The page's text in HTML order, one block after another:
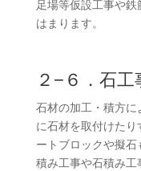
足場等仮設工事や
はまります。
２−６．石工
石材の加工・積方に
に石材を取付けたり
ートブロックや擬
積み工事や石積み工